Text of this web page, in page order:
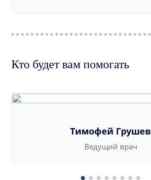
Кто будет вам помогать
Тимофей Грушев
Ведущий врач